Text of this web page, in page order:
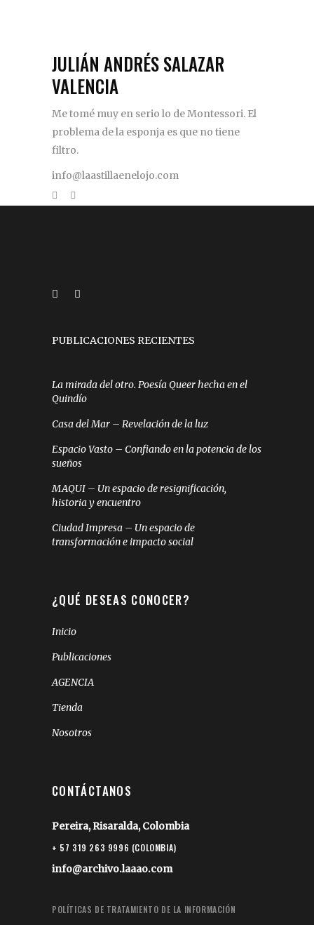
JULIÁN ANDRÉS SALAZAR
VALENCIA
Me tomé muy en serio lo de Montessori. El
problema de la esponja es que no tiene
filtro.
info@laastillaenelojo.com
PUBLICACIONES RECIENTES
La mirada del otro. Poesía Queer hecha en el
Quindío
Casa del Mar – Revelación de la luz
Espacio Vasto – Confiando en la potencia de los
sueños
MAQUI – Un espacio de resignificación,
historia y encuentro
Ciudad Impresa – Un espacio de
transformación e impacto social
¿QUÉ DESEAS CONOCER?
Inicio
Publicaciones
AGENCIA
Tienda
Nosotros
CONTÁCTANOS
Pereira, Risaralda, Colombia
+ 57 319 263 9996 (COLOMBIA)
info@archivo.laaao.com
POLÍTICAS DE TRATAMIENTO DE LA INFORMACIÓN